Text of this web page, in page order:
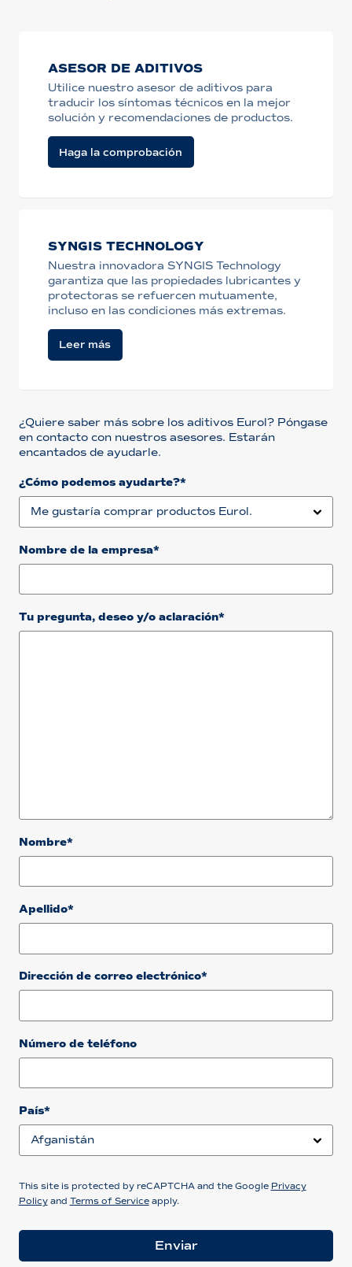
ASESOR DE ADITIVOS
Utilice nuestro asesor de aditivos para
traducir los síntomas técnicos en la mejor
solución y recomendaciones de productos.
Haga la comprobación
SYNGIS TECHNOLOGY
Nuestra innovadora SYNGIS Technology
garantiza que las propiedades lubricantes y
protectoras se refuercen mutuamente,
incluso en las condiciones más extremas.
Leer más
¿Quiere saber más sobre los aditivos Eurol? Póngase
en contacto con nuestros asesores. Estarán
encantados de ayudarle.
¿Cómo podemos ayudarte?*
Nombre de la empresa*
Tu pregunta, deseo y/o aclaración*
Nombre*
Apellido*
Dirección de correo electrónico*
Número de teléfono
País*
This site is protected by reCAPTCHA and the Google Privacy
Policyand Terms of Serviceapply.
Enviar